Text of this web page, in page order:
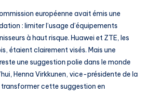
européenne avait émis une
: limiter l’usage d’équipements
à haut risque. Huawei et ZTE, les
étaient clairement visés. Mais une
une suggestion polie dans le monde
Henna Virkkunen, vice-présidente de la
cette suggestion en